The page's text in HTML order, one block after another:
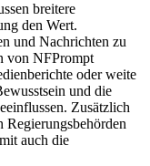
breitere
den Wert.
und Nachrichten zu
von NFPrompt
oder weite
und die
Zusätzlich
auch die